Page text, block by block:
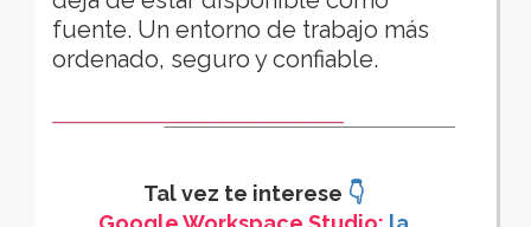
fuente. Un entorno de trabajo más
ordenado, seguro y confiable.
Tal vez te interese 👇